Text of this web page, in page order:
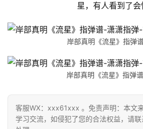
星，有人看到了会
岸部真明《流星》指弹
岸部真明《流星》指弹
客服WX：xxx61xxx 。免责声明：本文
学习交流，如侵犯了您的合法权益，请